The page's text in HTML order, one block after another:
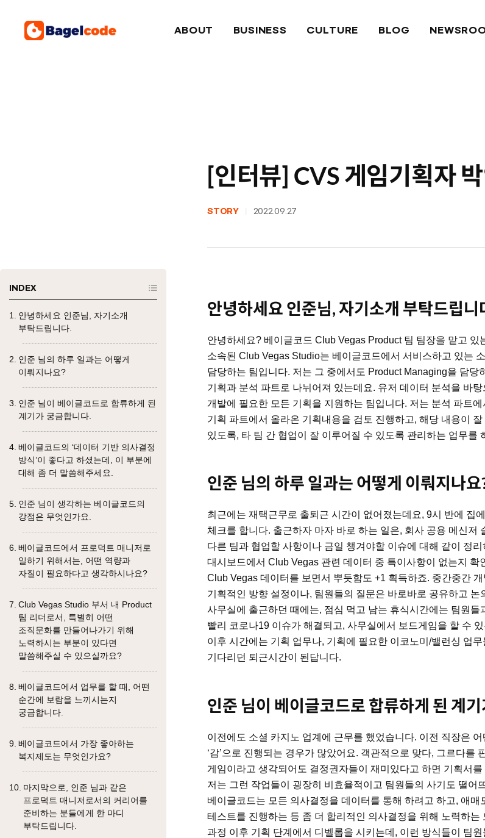
content
ABOUT BUSINESS CULTURE BLOG
[인터뷰] CVS 게임기획자
STORY 2022.09.27
INDEX
안녕하세요 인준님, 자기소개
부탁드립니다.
인준 님의 하루 일과는 어떻게
이뤄지나요?
인준 님이 베이글코드로 합류하게 된
계기가 궁금합니다.
베이글코드의 ‘데이터 기반 의사결정
방식’이 좋다고 하셨는데, 이 부분에
대해 좀 더 말씀해주세요.
인준 님이 생각하는 베이글코드의
강점은 무엇인가요.
베이글코드에서 프로덕트 매니저로
일하기 위해서는, 어떤 역량과
자질이 필요하다고 생각하시나요?
Club Vegas Studio 부서 내 Product
팀 리더로서, 특별히 어떤
조직문화를 만들어나가기 위해
노력하시는 부분이 있다면
말씀해주실 수 있으실까요?
베이글코드에서 업무를 할 때, 어떤
순간에 보람을 느끼시는지
궁금합니다.
베이글코드에서 가장 좋아하는
복지제도는 무엇인가요?
마지막으로, 인준 님과 같은
프로덕트 매니저로서의 커리어를
준비하는 분들에게 한 마디
부탁드립니다.
안녕하세요 인준님, 자기소개 부탁드립니
안녕하세요? 베이글코드 Club Vegas Product 팀 팀장을 맡고 있
소속된 Club Vegas Studio는 베이글코드에서 서비스하고 있는
담당하는 팀입니다. 저는 그 중에서도 Product Managing을 담당
기획과 분석 파트로 나뉘어져 있는데요. 유저 데이터 분석을 바
개발에 필요한 모든 기획을 지원하는 팀입니다. 저는 분석 파트
기획 파트에서 올라온 기획내용을 검토 진행하고, 해당 내용이
있도록, 타 팀 간 협업이 잘 이루어질 수 있도록 관리하는 업무를
인준 님의 하루 일과는 어떻게 이뤄지나요
최근에는 재택근무로 출퇴근 시간이 없어졌는데요, 9시 반에 집
체크를 합니다. 출근하자 마자 바로 하는 일은, 회사 공용 메신저
다른 팀과 협업할 사항이나 금일 챙겨야할 이슈에 대해 같이 정
대시보드에서 Club Vegas 관련 데이터 중 특이사항이 없는지 확
Club Vegas 데이터를 보면서 뿌듯함도 +1 획득하죠. 중간중간
기획적인 방향 설정이나, 팀원들의 질문은 바로바로 공유하고 논
사무실에 출근하던 때에는, 점심 먹고 남는 휴식시간에는 팀원들
빨리 코로나19 이슈가 해결되고, 사무실에서 보드게임을 할 수
이후 시간에는 기획 업무나, 기획에 필요한 이코노미/밸런싱 업
기다리던 퇴근시간이 된답니다.
인준 님이 베이글코드로 합류하게 된 계
이전에도 소셜 카지노 업계에 근무를 했었습니다. 이전 직장은
‘감’으로 진행되는 경우가 많았어요. 객관적으로 맞다, 그르다를
게임이라고 생각되어도 결정권자들이 재미있다고 하면 기획서
저는 그런 작업들이 굉장히 비효율적이고 팀원들의 사기도 떨어
베이글코드는 모든 의사결정을 데이터를 통해 하려고 하고, 애매
테스트를 진행하는 등 좀 더 합리적인 의사결정을 위해 노력하는
과정 이후 기획 단계에서 디벨롭을 시키는데, 이런 방식들이 팀